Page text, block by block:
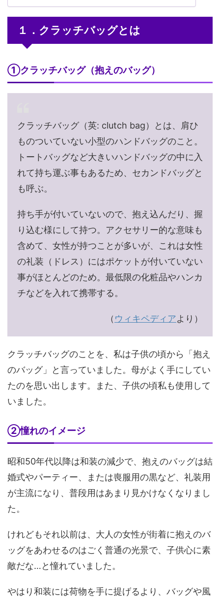
１．クラッチバッグとは
①クラッチバッグ（抱えのバッグ）
クラッチバッグ（英: clutch bag）とは、肩ひ
ものついていない小型のハンドバッグのこと。
トートバッグなど大きいハンドバッグの中に入
れて持ち運ぶ事もあるため、セカンドバッグと
も呼ぶ。
持ち手が付いていないので、抱え込んだり、握
り込む様にして持つ。アクセサリー的な意味も
含めて、女性が持つことが多いが、これは女性
の礼装（ドレス）にはポケットが付いていない
事がほとんどのため。最低限の化粧品やハンカ
チなどを入れて携帯する。
（ ウィキペディアより）
クラッチバッグのことを、私は子供の頃から「抱え
のバッグ」と言っていました。母がよく手にしてい
たのを思い出します。また、子供の頃私も使用して
いました。
②憧れのイメージ
昭和50年代以降は和装の減少で、抱えのバッグは結
婚式やパーティー、または喪服用の黒など、礼装用
が主流になり、普段用はあまり見かけなくなりまし
た。
けれどもそれ以前は、大人の女性が街着に抱えのバ
ッグをあわせるのはごく普通の光景で、子供心に素
敵だな…と憧れていました。
やはり和装には荷物を手に提げるより、バッグや風